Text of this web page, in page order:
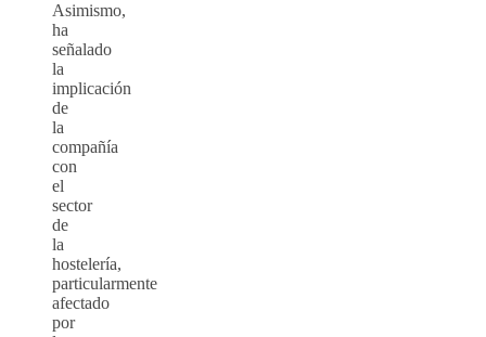
Asimismo,
ha
señalado
la
implicación
de
la
compañía
con
el
sector
de
la
hostelería,
particularmente
afectado
por